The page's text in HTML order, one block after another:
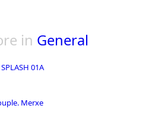
in General
SPLASH 01A
Merxe